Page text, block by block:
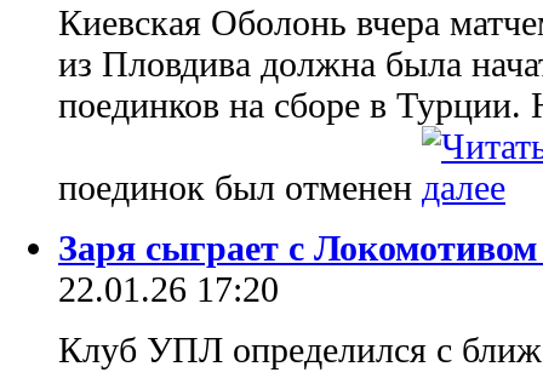
Киевская Оболонь вчера
из Пловдива должна была
поединков на сборе в Турции.
поединок был отменен
Заря сыграет с
22.01.26 17:20
Клуб УПЛ определился с